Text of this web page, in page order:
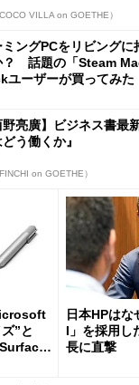
VILLA on GOETHE）
ミングPCをリビングに
？ 話題の「Steam
ユーザーが買ってみた
野亮廣】ビジネス書
う働くか』
on GOETHE）
”と
日本HPは
I」を採用
長に直撃